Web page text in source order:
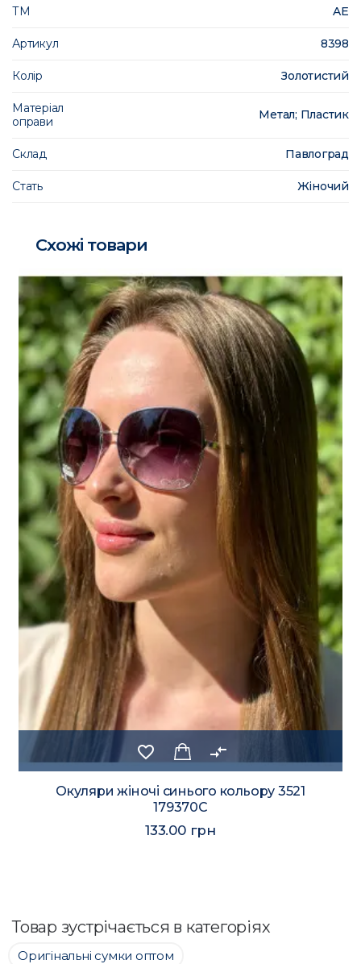
ТМ AE
Артикул 8398
Колір Золотистий
Матеріал
оправи
Метал; Пластик
Склад Павлоград
Стать Жіночий
Схожі товари
favorite_border compare_arrows
Окуляри жіночі синього кольору 3521
179370C
133.00 грн
Товар зустрічається в категоріях
Оригінальні сумки оптом